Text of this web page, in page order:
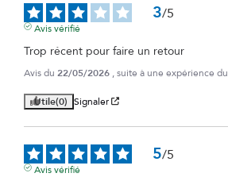
3/5
Avis vérifié
Trop récent pour faire un retour
Avis du 22/05/2026 , suite à une expérience du
Utile(0) Signaler
5/5
Avis vérifié